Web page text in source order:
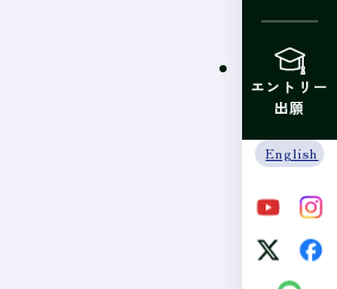
エントリー
出願
English